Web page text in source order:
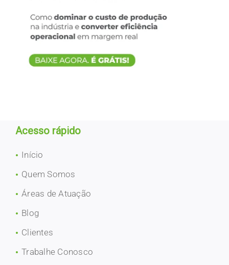
Acesso rápido
Início
Quem Somos
Áreas de Atuação
Blog
Clientes
Trabalhe Conosco